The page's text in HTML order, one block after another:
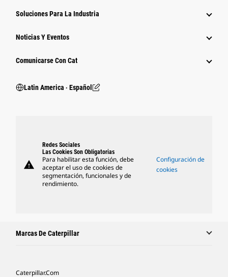
Soluciones Para La Industria
Noticias Y Eventos
Comunicarse Con Cat
Latin America ‧ Español
warning
Redes Sociales
Las Cookies Son Obligatorias
Para habilitar esta función, debe
aceptar el uso de cookies de
segmentación, funcionales y de
rendimiento.
Configuración de
cookies
Marcas De Caterpillar
Caterpillar.com